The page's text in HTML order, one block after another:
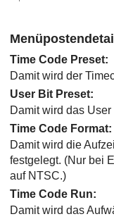
Time Code Preset:
Damit wird der
User Bit Preset:
Damit wird das
Time Code Format:
Damit wird die
festgelegt. (Nur bei
auf NTSC.)
Time Code Run:
Damit wird das